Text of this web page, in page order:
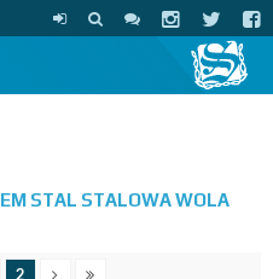
STAL STALOWA WOLA
2